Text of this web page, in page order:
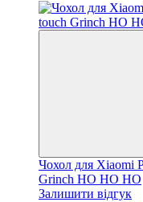
Чохол для Xiaomi
Grinch HO HO HO
Залишити відгук